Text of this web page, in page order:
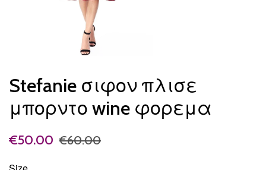
Stefanie σιφον πλισε
μπορντο wine φορεμα
€50.00 €60.00